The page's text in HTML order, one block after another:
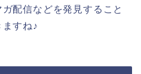
配信などを発見すること
すね♪